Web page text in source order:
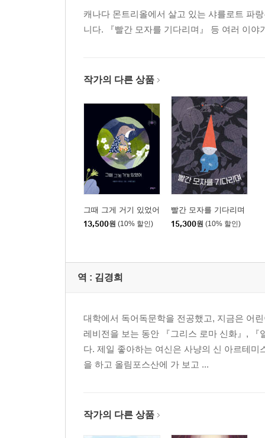
캐나다 몬트리올에서 살고 있는 샤를로트 파
니다. 『빨간 모자를 기다리며』 등 여러 이
작가의 다른 상품
그때 그게 거기 있었어
13,500원 (10% 할인)
빨간 모자를 기다리며
15,300원 (10% 할인)
역 : 김경희
대학에서 독어독문학을 전공했고, 지금은 어
레비전을 보는 동안 『그리스 로마 신화』,
다. 제일 좋아하는 여신은 사냥의 신 아르테
을 하고 올림포스산에 가 보고 ...
작가의 다른 상품